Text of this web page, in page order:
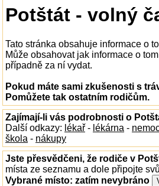
Potštát - volný
Tato stránka obsahuje informace o
Může obsahovat jak informace o
případně za ní vydat.
Pokud máte sami zkušenosti s
Pomůžete tak ostatním rodičům.
Zajímají-li vás podrobnosti o
Další odkazy: lékař - lékárna -
škola - nákupy
Jste přesvědčeni, že rodiče v
místa ze seznamu a dole připojte
Vybrané místo: zatím nevybráno